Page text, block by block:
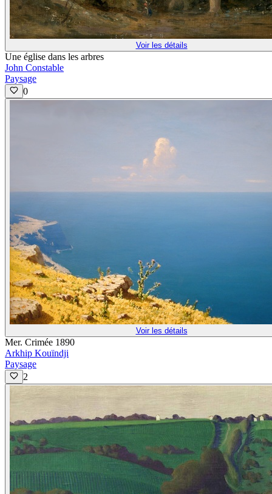
Voir les détails
Une église dans les arbres
John Constable
Paysage
0
Voir les détails
Mer. Crimée 1890
Arkhip Kouïndji
Paysage
2